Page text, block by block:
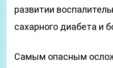
развитии
сахарного диабета и
Самым опасным